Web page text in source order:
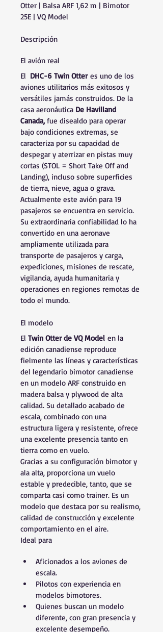
Otter | Balsa ARF 1,62 m | Bimotor
25E | VQ Model
Descripción
El avión real
El DHC-6 Twin Otter es uno de los
aviones utilitarios más exitosos y
versátiles jamás construidos. De la
casa aeronáutica De Havilland
Canada, fue disealdo para operar
bajo condiciones extremas, se
caracteriza por su capacidad de
despegar y aterrizar en pistas muy
cortas (STOL = Short Take Off and
Landing), incluso sobre superficies
de tierra, nieve, agua o grava.
Actualmente este avión para 19
pasajeros se encuentra en servicio.
Su extraordinaria confiabilidad lo ha
convertido en una aeronave
ampliamente utilizada para
transporte de pasajeros y carga,
expediciones, misiones de rescate,
vigilancia, ayuda humanitaria y
operaciones en regiones remotas de
todo el mundo.
El modelo
El Twin Otter de VQ Model en la
edición canadiense reproduce
fielmente las líneas y características
del legendario bimotor canadiense
en un modelo ARF construido en
madera balsa y plywood de alta
calidad. Su detallado acabado de
escala, combinado con una
estructura ligera y resistente, ofrece
una excelente presencia tanto en
tierra como en vuelo.
Gracias a su configuración bimotor y
ala alta, proporciona un vuelo
estable y predecible, tanto, que se
comparta casi como trainer. Es un
modelo que destaca por su realismo,
calidad de construcción y excelente
comportamiento en el aire.
Ideal para
Aficionados a los aviones de
escala.
Pilotos con experiencia en
modelos bimotores.
Quienes buscan un modelo
diferente, con gran presencia y
excelente desempeño.